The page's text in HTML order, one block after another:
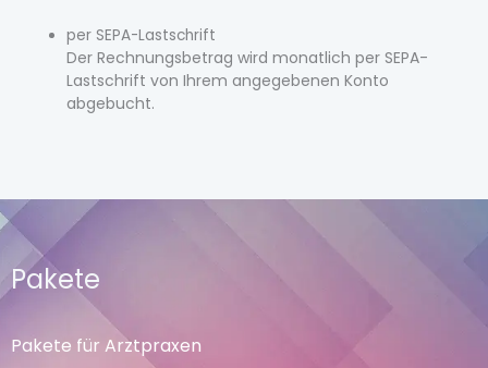
per SEPA-Lastschrift
Der Rechnungsbetrag wird monatlich per SEPA-
Lastschrift von Ihrem angegebenen Konto
abgebucht.
Pakete
Pakete für Arztpraxen